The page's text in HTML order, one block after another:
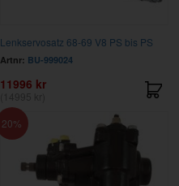
Lenkservosatz 68-69 V8 PS bis PS
Artnr: BU-999024
11996 kr
20